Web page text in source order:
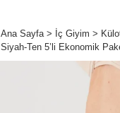
Ana Sayfa> İç Giyim >
Siyah-Ten 5’li Ekonomik